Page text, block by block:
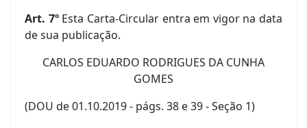
Art. 7º Esta Carta-Circular entra em vigor na data
de sua publicação.
CARLOS EDUARDO RODRIGUES DA CUNHA
GOMES
(DOU de 01.10.2019 - págs. 38 e 39 - Seção 1)